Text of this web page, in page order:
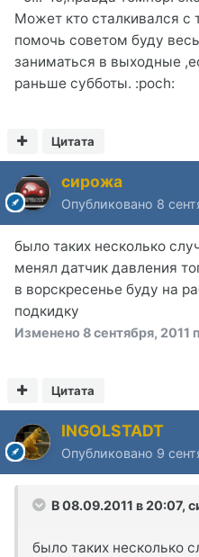
Может кто сталкивался
помочь советом буду
заниматься в выходные
раньше субботы. :poch:
Цитата
сирожа
Опубликовано 8
было таких несколько
менял датчик давления
в ворскресенье буду на
подкидку
Изменено 8 сентября, 2011
Цитата
INGOLSTADT
Опубликовано 9
В 08.09.2011 в 20:07,
было таких несколько